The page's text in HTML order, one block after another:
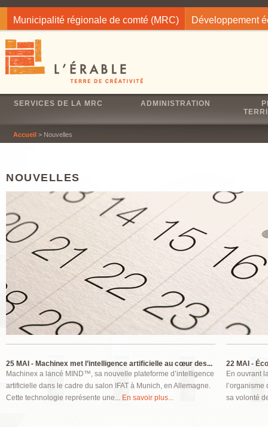
Municipalité régionale de comté (MRC) Développement
SERVICES DE LA MRC ADMINISTRATION
Accueil > Nouvelles
NOUVELLES
25 MAI - Machinex met l’intelligence artificielle au cœur des...
Machinex a lancé MIND™, sa nouvelle plateforme d’intelligence
artificielle dans le cadre du salon IFAT à Munich, en Allemagne.
Cette technologie représente une... En savoir plus...
22 MAI -
En ouvrant
sa volonté
Pages